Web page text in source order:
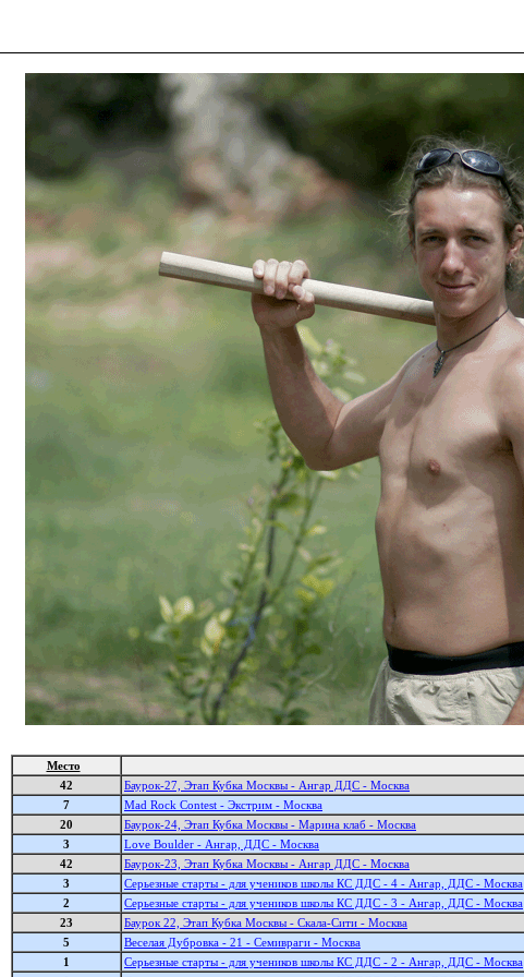
Место
42
Баурок-27, Этап Кубка Москвы - Ангар ДДС - Москва
7
Mad Rock Contest - Экстрим - Москва
20
Баурок-24, Этап Кубка Москвы - Марина клаб - Москва
3
Love Boulder - Ангар, ДДС - Москва
42
Баурок-23, Этап Кубка Москвы - Ангар ДДС - Москва
3
Серьезные старты - для учеников школы КС ДДС - 4 - Ангар, ДДС - Москва
2
Серьезные старты - для учеников школы КС ДДС - 3 - Ангар, ДДС - Москва
23
Баурок 22, Этап Кубка Москвы - Скала-Сити - Москва
5
Веселая Дубровка - 21 - Семивраги - Москва
1
Серьезные старты - для учеников школы КС ДДС - 2 - Ангар, ДДС - Москва